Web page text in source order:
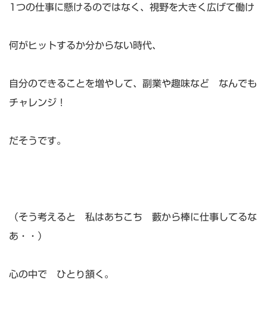
1つの仕事に懸けるのではなく、視野を大きく広げて働け
何がヒットするか分からない時代、
自分のできることを増やして、副業や趣味など なんでも
チャレンジ！
だそうです。
（そう考えると 私はあちこち 藪から棒に仕事してるな
あ・・）
心の中で ひとり頷く。